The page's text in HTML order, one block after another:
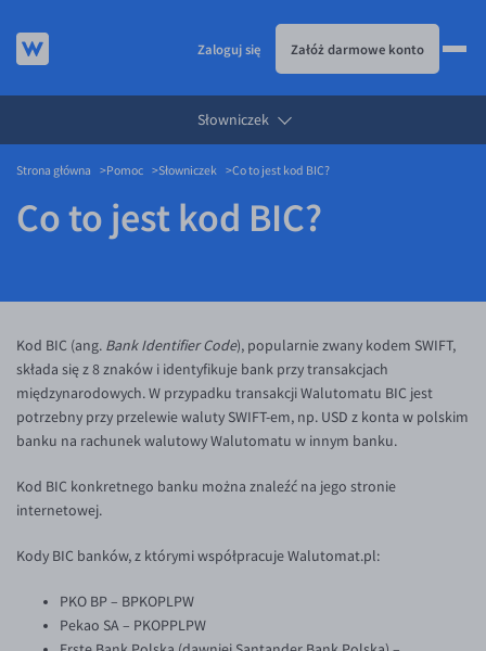
KURSY WALUT
Kursy walut
EUR/PLN
CZK/PLN
DKK/PLN
NOK/PLN
Inne pary walutowe
CAD/PLN
CNY/PLN
KARTA WIELOWALUTOWA
Karta wielowalutowa
PRZELEWY ZAGRANICZNE
API dla biznesu
Partnerstwa
Walutomat Business
Jak to działa
Prowizje i rabaty
Metody płatności
Aplikacja mobilna
Pomoc
FAQ
Zaloguj się Załóż darmowe konto
Słowniczek
Strona główna Pomoc Słowniczek Co to jest kod BIC?
Co to jest kod BIC?
Kod BIC (ang. Bank Identifier Code), popularnie zwany kodem SWIFT,
składa się z 8 znaków i identyfikuje bank przy transakcjach
międzynarodowych. W przypadku transakcji Walutomatu BIC jest
potrzebny przy przelewie waluty SWIFT-em, np. USD z konta w polskim
banku na rachunek walutowy Walutomatu w innym banku.
Kod BIC konkretnego banku można znaleźć na jego stronie
internetowej.
Kody BIC banków, z którymi współpracuje Walutomat.pl:
PKO BP – BPKOPLPW
Pekao SA – PKOPPLPW